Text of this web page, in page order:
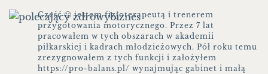
Cześć 🙂 jestem fizjoterapeutą i trenerem
przygotowania motorycznego. Przez 7 lat
pracowałem w tych obszarach w akademii
piłkarskiej i kadrach młodzieżowych. Pół roku temu
zrezygnowałem z tych funkcji i założyłem
https://pro-balans.pl/ wynajmując gabinet i małą